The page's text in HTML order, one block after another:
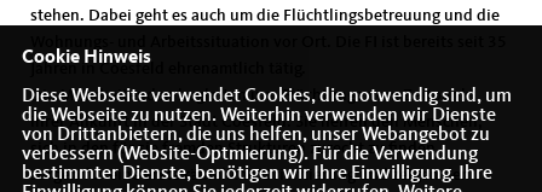
stehen. Dabei geht es auch um die Flüchtlingsbetreuung und die
Die Mitarbeitenden begleiten u.a. Flüchtlinge vom Zeitpunkt
ihrer Ankunft in der Stadt Coesfeld. Sie helfen den Menschen,
sich in den für sie fremden Strukturen zurecht zu finden,
sorgen für eine erste räumliche Orientierung und zeigen den
Cookie Hinweis
Diese Webseite verwendet Cookies, die notwendig sind, um
die Webseite zu nutzen. Weiterhin verwenden wir Dienste
von Drittanbietern, die uns helfen, unser Webangebot zu
verbessern (Website-Optmierung). Für die Verwendung
bestimmter Dienste, benötigen wir Ihre Einwilligung. Ihre